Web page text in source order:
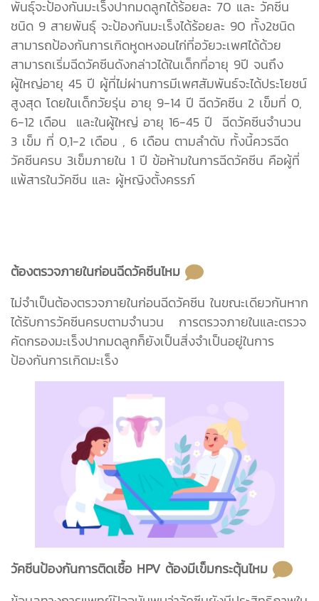
พันธุ์จะป้องกันมะเร็งปากมดลูกได้ร้อยละ 70 และ วัคซีน
ชนิด 9 สายพันธุ์ จะป้องกันมะเร็งได้ร้อยละ 90 ทั้ง2ชนิด
สามารถป้องกันการเกิดหูดหงอนไก่ที่อวัยวะเพศได้ด้วย
สามารถเริ่มฉีดวัคซีนดังกล่าวได้ในเด็กที่อายุ 9ปี จนถึง
ผู้ใหญ่อายุ 45 ปี ผู้ที่ไม่ผ่านการมีเพศสัมพันธ์จะได้ประโยชน์
สูงสุด โดยในเด็กวัยรุ่น อายุ 9-14 ปี ฉีดวัคซีน 2 เข็มที่ 0,
6-12 เดือน และในผู้ใหญ่ อายุ 16-45 ปี ฉีดวัคซีนจำนวน
3 เข็ม ที่ 0,1-2 เดือน , 6 เดือน ตามลำดับ ทั้งนี้ควรฉีด
วัคซีนครบ 3เข็มภายใน 1 ปี ข้อห้ามในการฉีดวัคซีน คือผู้ที่
แพ้สารในวัคซีน และ ผู้หญิงตั้งครรภ์
ต้องตรวจภายในก่อนฉีดวัคซีนไหม
ไม่จำเป็นต้องตรวจภายในก่อนฉีดวัคซีน ในขณะเดียวกันหาก
ได้รับการวัคซีนครบตามจำนวน การตรวจภายในและตรวจ
คัดกรองมะเร็งปากมดลูกก็ยังเป็นสิ่งจำเป็นอยู่ในการ
ป้องกันการเกิดมะเร็ง
วัคซีนป้องกันการติดเชื้อ HPV ต้องมีเข็มกระตุ้นไหม